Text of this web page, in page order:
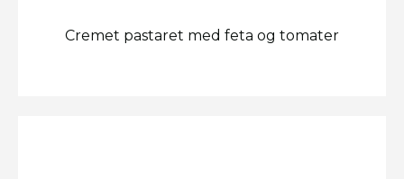
Cremet pastaret med feta og tomater